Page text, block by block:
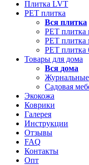
Плитка LVT
РЕТ плитка
Вся плитка
РЕТ плитка
РЕТ плитка
РЕТ плитка
Товары для дома
Вся дома
Садовая
Экокожа
Коврики
Галерея
Инструкции
Отзывы
FAQ
Контакты
Опт